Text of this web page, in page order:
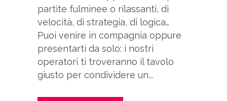
partite fulminee o rilassanti, di
velocità, di strategia, di logica…
Puoi venire in compagnia oppure
presentarti da solo: i nostri
operatori ti troveranno il tavolo
giusto per condividere un...